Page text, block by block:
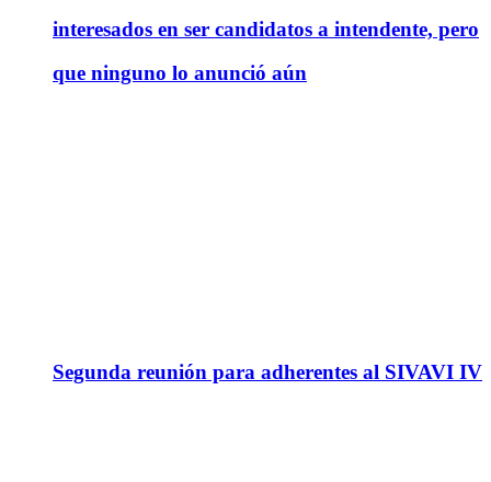
interesados en ser candidatos a intendente, pero
que ninguno lo anunció aún
Segunda reunión para adherentes al SIVAVI IV